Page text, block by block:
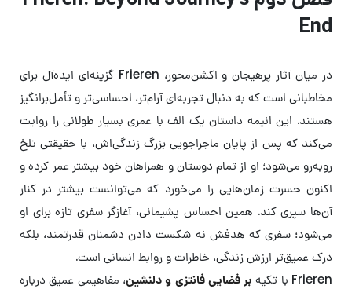
End
در میان آثار پرهیجان و اکشن‌محور، Frieren گزینه‌ای ایده‌آل برای
مخاطبانی است که به دنبال تجربه‌ای آرام‌تر، احساسی‌تر و تأمل‌برانگیز
هستند. این انیمه داستان یک الف با عمری بسیار طولانی را روایت
می‌کند که پس از پایان ماجراجویی بزرگ زندگی‌اش، با حقیقتی تلخ
روبه‌رو می‌شود؛ او از تمام دوستان و همراهان خود بیشتر عمر کرده و
اکنون حسرت زمان‌هایی را می‌خورد که می‌توانست بیشتر در کنار
آن‌ها سپری کند. همین احساس پشیمانی، آغازگر سفری تازه برای او
می‌شود؛ سفری که هدفش نه شکست دادن دشمنان قدرتمند، بلکه
درک عمیق‌تر ارزش زندگی، خاطرات و روابط انسانی است.
Frieren با تکیه
بر فضایی فانتزی و دلنشین، مفاهیمی عمیق درباره